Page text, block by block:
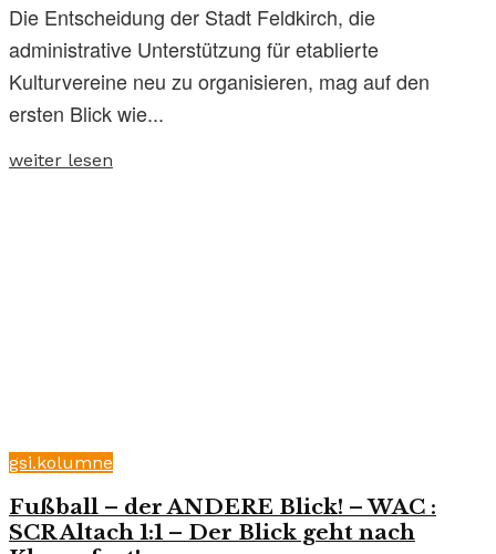
Die Entscheidung der Stadt Feldkirch, die
administrative Unterstützung für etablierte
Kulturvereine neu zu organisieren, mag auf den
ersten Blick wie...
weiter lesen
gsi.kolumne
Fußball – der ANDERE Blick! – WAC :
SCR Altach 1:1 – Der Blick geht nach